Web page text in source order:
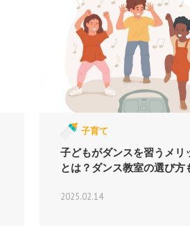
子育て
子どもがダンスを習うメリ
とは？ダンス教室の選び方
2025.02.14